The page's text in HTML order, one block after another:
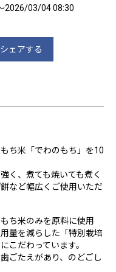
2026/03/04 08:30
シェアする
ち米「でわのもち」を10
く、煮ても焼いても煮く
など幅広くご使用いただ
ち米のみを原料に使用
量を減らした「特別栽培
こだわっています。
ごたえがあり、のどごし